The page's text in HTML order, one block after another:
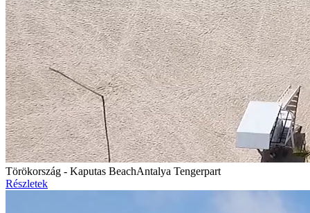
Törökország - Kaputas BeachAntalya Tengerpart
Részletek